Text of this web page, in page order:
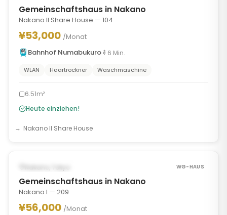
Gemeinschaftshaus in Nakano
Nakano II Share House — 104
¥53,000 /Monat
Bahnhof Numabukuro
6 Min.
WLAN Haartrockner Waschmaschine
6.51m²
Heute einziehen!
Nakano II Share House
Nakano, Tokyo WG-HAUS
Gemeinschaftshaus in Nakano
Nakano I — 209
¥56,000 /Monat